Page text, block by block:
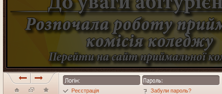
Реєстрація Забули пароль?